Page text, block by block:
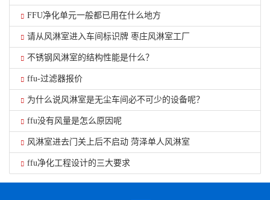
FFU净化单元一般都已用在什么地方
请从风淋室进入车间标识牌 枣庄风淋室工厂
不锈钢风淋室的结构性能是什么？
ffu-过滤器报价
为什么说风淋室是无尘车间必不可少的设备呢？
ffu没有风量是怎么原因呢
风淋室进去门关上后不启动 菏泽单人风淋室
ffu净化工程设计的三大要求